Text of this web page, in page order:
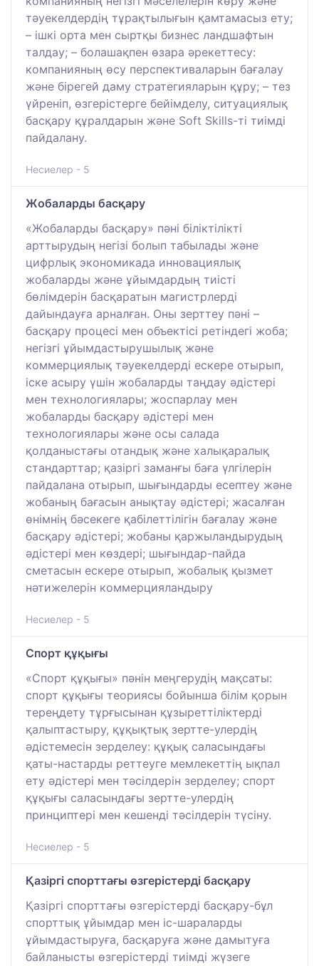
тәуекелдердің тұрақтылығын қамтамасыз ету;
– ішкі орта мен сыртқы бизнес ландшафтын
талдау; – болашақпен өзара әрекеттесу:
компанияның өсу перспективаларын бағалау
және бірегей даму стратегияларын құру; – тез
үйреніп, өзгерістерге бейімделу, ситуациялық
басқару құралдарын және Soft Skills-ті тиімді
пайдалану.
Несиелер - 5
Жобаларды басқару
«Жобаларды басқару» пәні біліктілікті
арттырудың негізі болып табылады және
цифрлық экономикада инновациялық
жобаларды және ұйымдардың тиісті
бөлімдерін басқаратын магистрлерді
дайындауға арналған. Оны зерттеу пәні –
басқару процесі мен объектісі ретіндегі жоба;
негізгі ұйымдастырушылық және
коммерциялық тәуекелдерді ескере отырып,
іске асыру үшін жобаларды таңдау әдістері
мен технологиялары; жоспарлау мен
жобаларды басқару әдістері мен
технологиялары және осы салада
қолданыстағы отандық және халықаралық
стандарттар; қазіргі заманғы баға үлгілерін
пайдалана отырып, шығындарды есептеу және
жобаның бағасын анықтау әдістері; жасалған
өнімнің бәсекеге қабілеттілігін бағалау және
басқару әдістері; жобаны қаржыландырудың
әдістері мен көздері; шығындар-пайда
сметасын ескере отырып, жобалық қызмет
нәтижелерін коммерцияландыру
Несиелер - 5
Спорт құқығы
«Спорт құқығы» пәнін меңгерудің мақсаты:
спорт құқығы теориясы бойынша білім қорын
тереңдету тұрғысынан құзыреттіліктерді
қалыптастыру, құқықтық зертте-улердің
әдістемесін зерделеу: құқық саласындағы
қаты-настарды реттеуге мемлекеттің ықпал
ету әдістері мен тәсілдерін зерделеу; спорт
құқығы саласындағы зертте-улердің
принциптері мен кешенді тәсілдерін түсіну.
Несиелер - 5
Қазіргі спорттағы өзгерістерді басқару
Қазіргі спорттағы өзгерістерді басқару-бұл
спорттық ұйымдар мен іс-шараларды
ұйымдастыруға, басқаруға және дамытуға
байланысты өзгерістерді тиімді жүзеге